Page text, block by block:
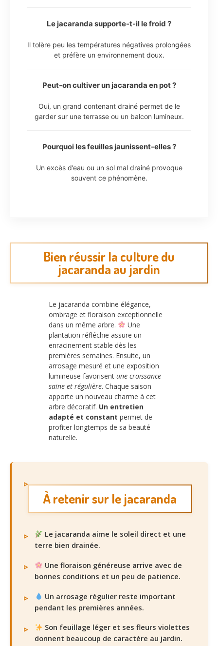
Le jacaranda supporte-t-il le froid ?
Il tolère peu les températures négatives prolongées
et préfère un environnement doux.
Peut-on cultiver un jacaranda en pot ?
Oui, un grand contenant drainé permet de le
garder sur une terrasse ou un balcon lumineux.
Pourquoi les feuilles jaunissent-elles ?
Un excès d’eau ou un sol mal drainé provoque
souvent ce phénomène.
Bien réussir la culture du
jacaranda au jardin
Le jacaranda combine élégance,
ombrage et floraison exceptionnelle
dans un même arbre.
Une
plantation réfléchie assure un
enracinement stable dès les
premières semaines. Ensuite, un
arrosage mesuré et une exposition
lumineuse favorisent une croissance
saine et régulière. Chaque saison
apporte un nouveau charme à cet
arbre décoratif. Un entretien
adapté et constant permet de
profiter longtemps de sa beauté
naturelle.
À retenir sur le jacaranda
Le jacaranda aime le soleil direct et une
terre bien drainée.
Une floraison généreuse arrive avec de
bonnes conditions et un peu de patience.
Un arrosage régulier reste important
pendant les premières années.
Son feuillage léger et ses fleurs violettes
donnent beaucoup de caractère au jardin.